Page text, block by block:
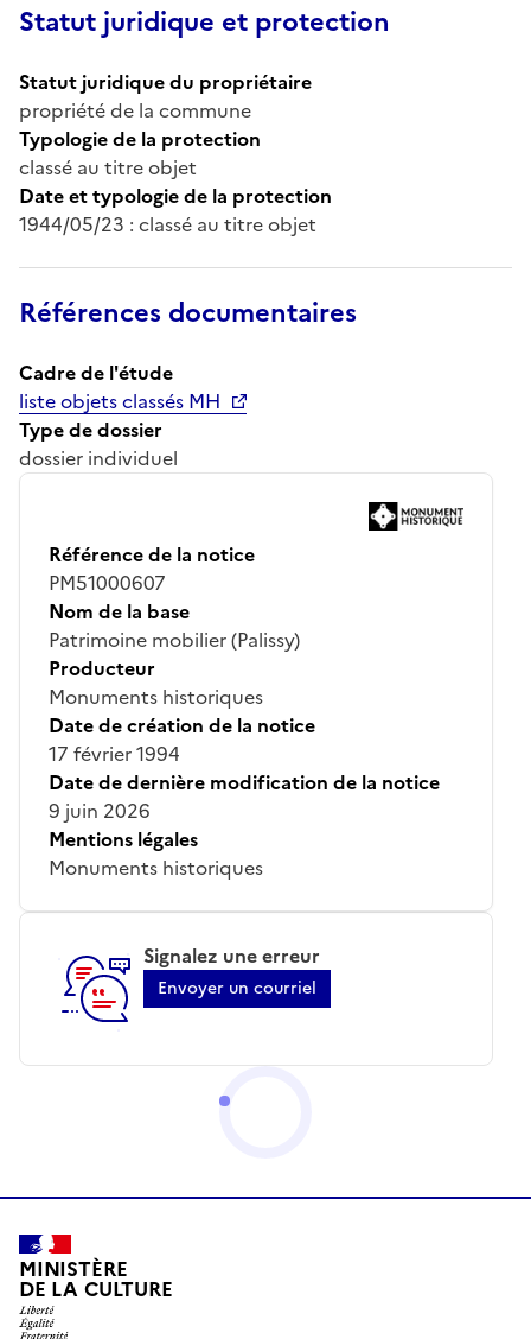
Statut juridique et protection
Statut juridique du propriétaire
propriété de la commune
Typologie de la protection
classé au titre objet
Date et typologie de la protection
1944/05/23 : classé au titre objet
Références documentaires
Cadre de l'étude
liste objets classés MH
Type de dossier
dossier individuel
Référence de la notice
PM51000607
Nom de la base
Patrimoine mobilier (Palissy)
Producteur
Monuments historiques
Date de création de la notice
17 février 1994
Date de dernière modification de la notice
9 juin 2026
Mentions légales
Monuments historiques
Signalez une erreur
Envoyer un courriel
MINISTÈRE
DE LA CULTURE